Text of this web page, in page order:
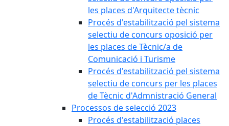
les places d'Arquitecte tècnic
Procés d'estabilització pel sistema
selectiu de concurs oposició per
les places de Tècnic/a de
Comunicació i Turisme
Procés d'estabilització pel sistema
selectiu de concurs per les places
de Tècnic d'Admnistració General
Processos de selecció 2023
Procés d'estabilització places